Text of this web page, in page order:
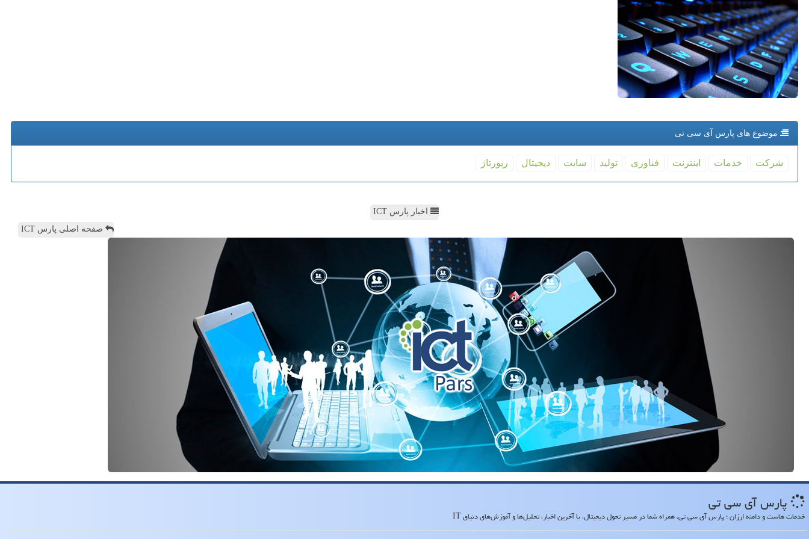
موضوع های پارس آی سی تی
شركت خدمات اینترنت فناوری تولید سایت دیجیتال رپورتاژ
اخبار پارس ICT
صفحه اصلی پارس ICT
پارس آی سی تی
خدمات هاست و دامنه ارزان ؛ پارس آی سی تی، همراه شما در مسیر تحول دیجیتال، با آخرین اخبار، تحلیل‌ها و آموزش‌های دنیای IT